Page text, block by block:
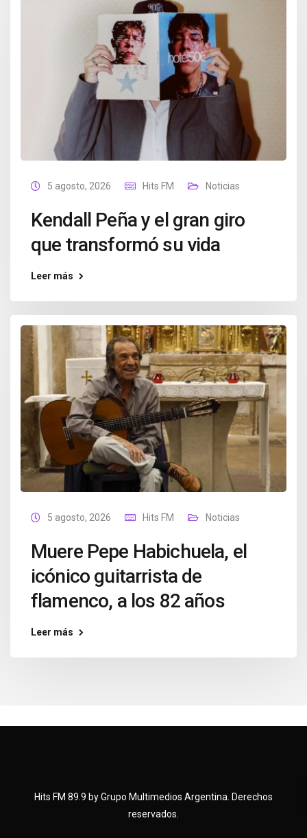
5 agosto, 2026 Hits FM Noticias
Kendall Peña y el gran giro
que transformó su vida
Leer más
5 agosto, 2026 Hits FM Noticias
Muere Pepe Habichuela, el
icónico guitarrista de
flamenco, a los 82 años
Leer más
Hits FM 89.9 by Grupo Multimedios Argentina. Derechos
reservados.